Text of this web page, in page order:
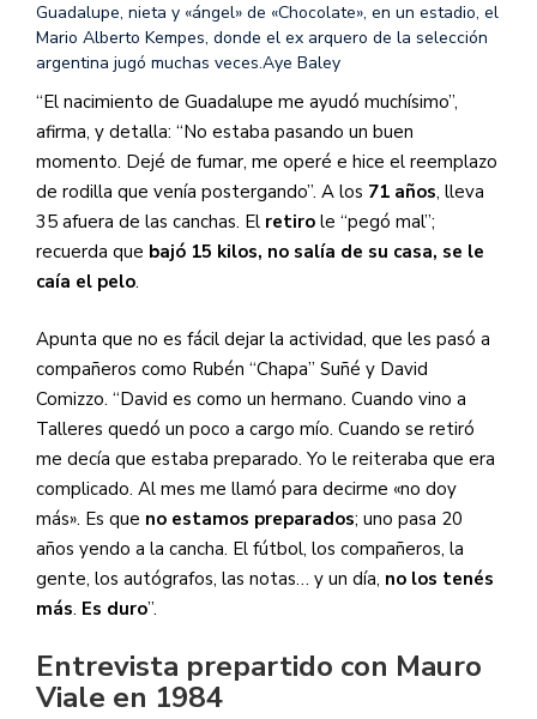
Guadalupe, nieta y «ángel» de «Chocolate», en un estadio, el
Mario Alberto Kempes, donde el ex arquero de la selección
argentina jugó muchas veces.Aye Baley
“El nacimiento de Guadalupe me ayudó muchísimo”,
afirma, y detalla: “No estaba pasando un buen
momento. Dejé de fumar, me operé e hice el reemplazo
de rodilla que venía postergando”. A los 71 años, lleva
35 afuera de las canchas. El retiro le “pegó mal”;
recuerda que bajó 15 kilos, no salía de su casa, se le
caía el pelo.
Apunta que no es fácil dejar la actividad, que les pasó a
compañeros como Rubén “Chapa” Suñé y David
Comizzo. “David es como un hermano. Cuando vino a
Talleres quedó un poco a cargo mío. Cuando se retiró
me decía que estaba preparado. Yo le reiteraba que era
complicado. Al mes me llamó para decirme «no doy
más». Es que no estamos preparados; uno pasa 20
años yendo a la cancha. El fútbol, los compañeros, la
gente, los autógrafos, las notas… y un día, no los tenés
más. Es duro”.
Entrevista prepartido con Mauro
Viale en 1984